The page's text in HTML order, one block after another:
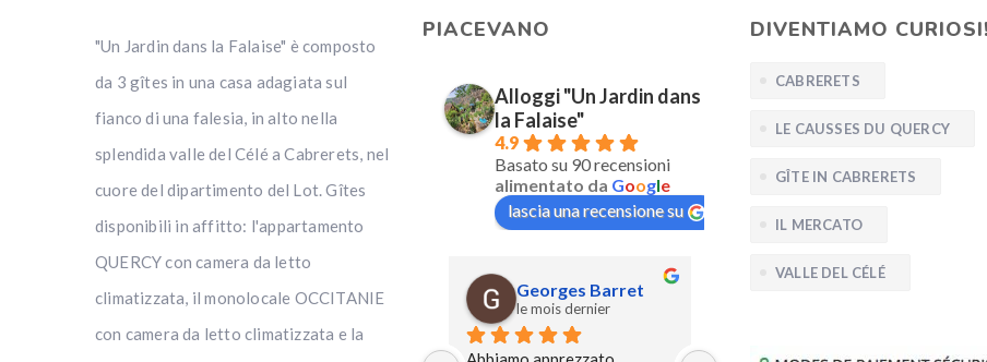
"Un Jardin dans la Falaise" è composto
da 3 gîtes in una casa adagiata sul
fianco di una falesia, in alto nella
splendida valle del Célé a Cabrerets, nel
cuore del dipartimento del Lot. Gîtes
disponibili in affitto: l'appartamento
QUERCY con camera da letto
climatizzata, il monolocale OCCITANIE
con camera da letto climatizzata e la
PIACEVANO
Alloggi "Un Jardin dans
la Falaise"
4.9
Basato su 90 recensioni
alimentato da Google
lascia una recensione su
Georges Barret
le mois dernier
DIVENTIAMO CURIOSI!
CABRERETS
LE CAUSSES DU QUERCY
GÎTE IN CABRERETS
IL MERCATO
VALLE DEL CÉLÉ